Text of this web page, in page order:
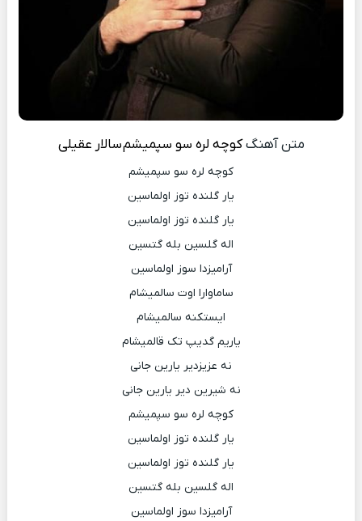
متن آهنگکوچه لره سو سپمیشمسالار عقیلی
کوچه لره سو سپمیشم
یار گلنده توز اولماسین
یار گلنده توز اولماسین
اله گلسین بله گتسین
آرامیزدا سوز اولماسین
ساماوارا اوت سالمیشام
ایستکنه سالمیشام
یاریم گدیپ تک قالمیشام
نه عزیزدیر یارین جانی
نه شیرین دیر یارین جانی
کوچه لره سو سپمیشم
یار گلنده توز اولماسین
یار گلنده توز اولماسین
اله گلسین بله گتسین
آرامیزدا سوز اولماسین